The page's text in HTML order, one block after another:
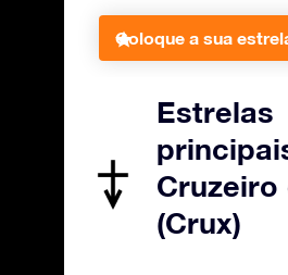
Coloque a sua
Estrelas
Cruzeiro
(Crux)